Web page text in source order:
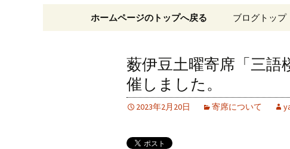
コンテンツへ移動
ホームページのトップへ戻る ブログトップ
薮伊豆土曜寄席「三語
催しました。
2023年2月20日 寄席について